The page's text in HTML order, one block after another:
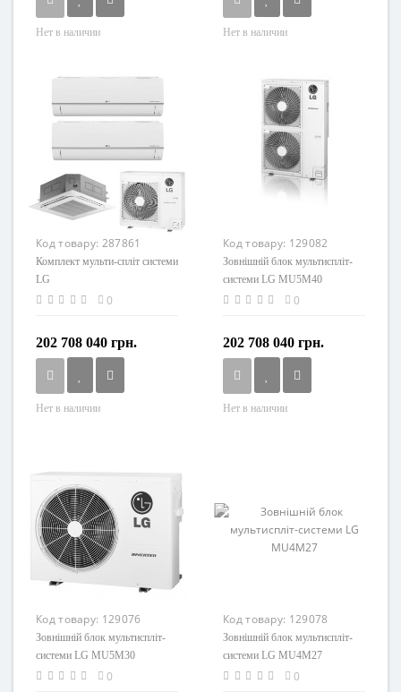
Нет в наличии Нет в наличии
Код товару: 287861
Комплект мульти-спліт системи
LG
MU4M27+CT24+PM07SP.NSJR0(2шт.)
0
202 708 040 грн.
Нет в наличии
Код товару: 129082
Зовнішній блок мультиспліт-
системи LG MU5M40
0
202 708 040 грн.
Нет в наличии
Код товару: 129076
Зовнішній блок мультиспліт-
системи LG MU5M30
0
Код товару: 129078
Зовнішній блок мультиспліт-
системи LG MU4M27
0